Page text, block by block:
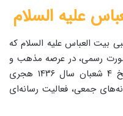
علیه السلام
العباس علیه السلام که
رسمی، در عرصه مذهب و
فرهنگ شیعی فعالیت می‌کرد، در تاریخ ۴ شعبان سال ۱۴۳۶ هجری
جمعی، فعالیت رسانه‌ای